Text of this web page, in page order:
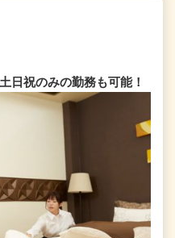
日祝のみの勤務も可能！